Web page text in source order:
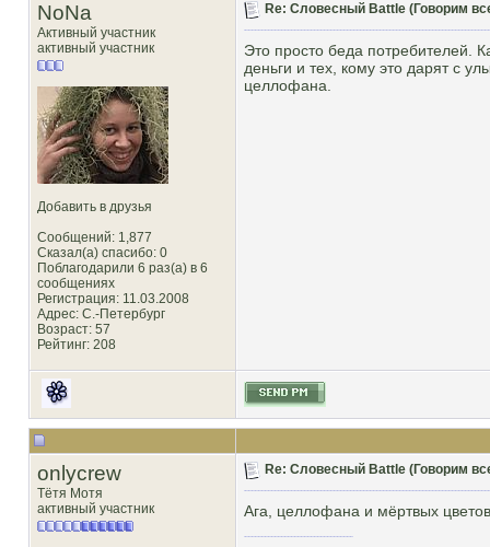
NoNa
Активный участник
активный участник
Добавить в друзья
Сообщений: 1,877
Сказал(а) спасибо: 0
Поблагодарили 6 раз(а) в 6
сообщениях
Регистрация: 11.03.2008
Адрес: С.-Петербург
Возраст: 57
Рейтинг: 208
Re: Словесный Battle (Говорим
Это просто беда потребителей.
деньги и тех, кому это дарят с
целлофана.
onlycrew
Тётя Мотя
активный участник
Re: Словесный Battle (Говорим
Ага, целлофана и мёртвых цветов